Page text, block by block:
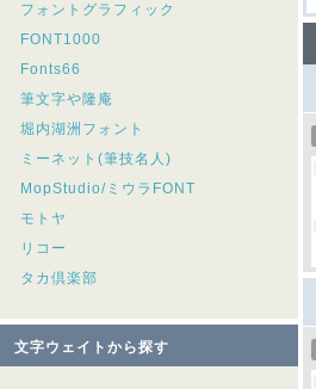
フォントグラフィック
FONT1000
Fonts66
筆文字や隆庵
堀内湖洲フォント
ミーネット(筆技名人)
MopStudio/ミウラFONT
モトヤ
リコー
タカ倶楽部
文字ウェイトから探す